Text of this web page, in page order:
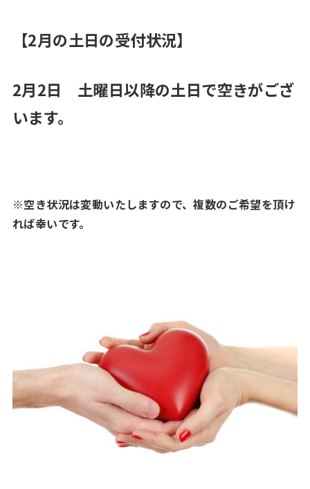
【2月の土日の受付状況】
2月2日 土曜日以降の土日で空きがござ
います。
※空き状況は変動いたしますので、複数のご希望を頂け
れば幸いです。